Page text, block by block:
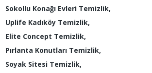
Sokollu Konağı Evleri Temizlik,
Uplife Kadıköy Temizlik,
Elite Concept Temizlik,
Pırlanta Konutları Temizlik,
Soyak Sitesi Temizlik,